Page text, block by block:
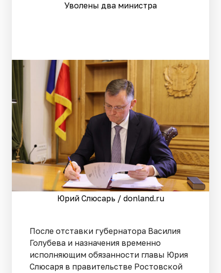
Уволены два министра
Юрий Слюсарь / donland.ru
После отставки губернатора Василия
Голубева и назначения временно
исполняющим обязанности главы Юрия
Слюсаря в правительстве Ростовской